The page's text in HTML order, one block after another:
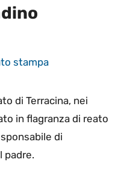
stampa
di Terracina, nei
in flagranza di reato
di
padre.